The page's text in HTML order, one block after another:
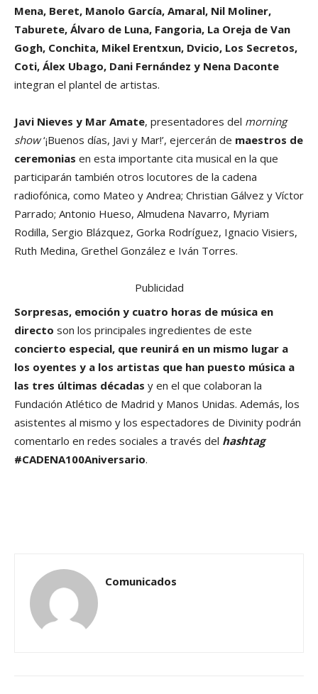
Mena, Beret, Manolo García, Amaral, Nil Moliner,
Taburete, Álvaro de Luna, Fangoria, La Oreja de Van
Gogh, Conchita, Mikel Erentxun, Dvicio, Los Secretos,
Coti, Álex Ubago, Dani Fernández y Nena Daconte
integran el plantel de artistas.
Javi Nieves y Mar Amate, presentadores del morning
show‘¡Buenos días, Javi y Mar!’, ejercerán de maestros de
ceremonias en esta importante cita musical en la que
participarán también otros locutores de la cadena
radiofónica, como Mateo y Andrea; Christian Gálvez y Víctor
Parrado; Antonio Hueso, Almudena Navarro, Myriam
Rodilla, Sergio Blázquez, Gorka Rodríguez, Ignacio Visiers,
Ruth Medina, Grethel González e Iván Torres.
Publicidad
Sorpresas, emoción y cuatro horas de música en
directo son los principales ingredientes de este
concierto especial, que reunirá en un mismo lugar a
los oyentes y a los artistas que han puesto música a
las tres últimas décadas y en el que colaboran la
Fundación Atlético de Madrid y Manos Unidas. Además, los
asistentes al mismo y los espectadores de Divinity podrán
comentarlo en redes sociales a través del hashtag
#CADENA100Aniversario.
Comunicados